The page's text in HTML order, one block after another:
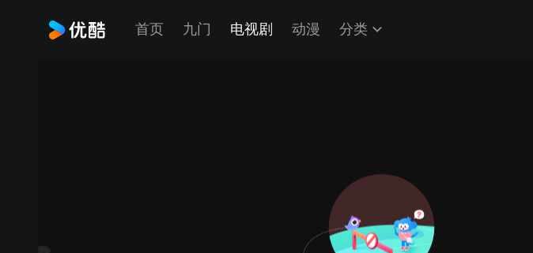
首页 九门 电视剧 动漫 分类